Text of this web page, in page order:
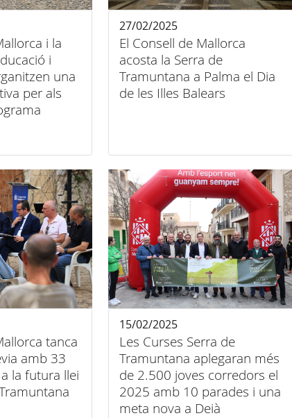
i la
i
una
per als
El Consell de Mallorca
acosta la Serra de
Tramuntana a Palma el Dia
de les Illes Balears
27/02/2025
tanca
amb 33
la futura llei
Les Curses Serra de
Tramuntana aplegaran més
de 2.500 joves corredors el
2025 amb 10 parades i una
meta nova a Deià
15/02/2025